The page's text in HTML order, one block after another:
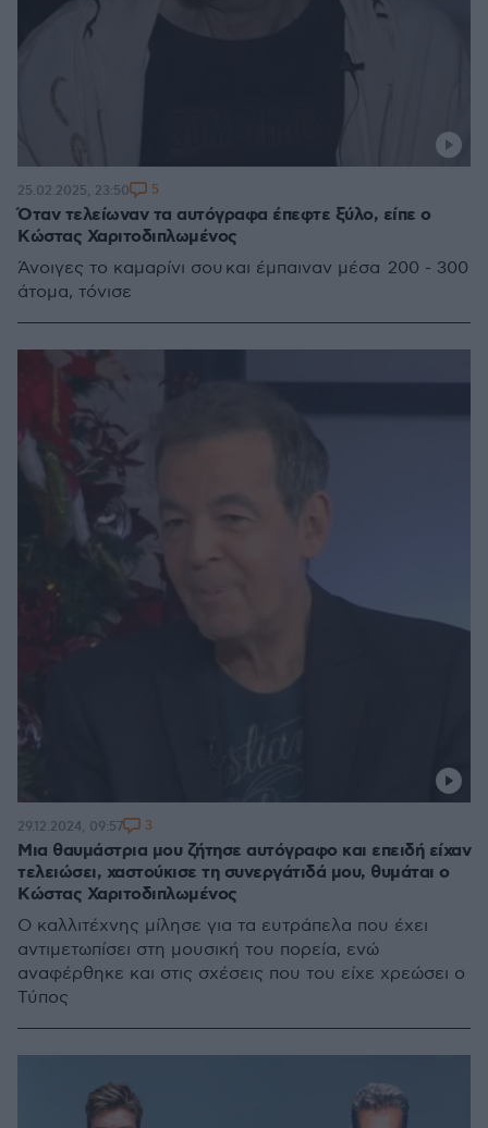
Όταν τελείωναν τα αυτόγραφα έπεφτε ξύλο, είπε ο
Κώστας Χαριτοδιπλωμένος
Άνοιγες το καμαρίνι σου και έμπαιναν μέσα 200 - 300
άτομα, τόνισε
25.02.2025, 23:50 5
Μια θαυμάστρια μου ζήτησε αυτόγραφο και επειδή είχαν
τελειώσει, χαστούκισε τη συνεργάτιδά μου, θυμάται ο
Κώστας Χαριτοδιπλωμένος
Ο καλλιτέχνης μίλησε για τα ευτράπελα που έχει
αντιμετωπίσει στη μουσική του πορεία, ενώ
αναφέρθηκε και στις σχέσεις που του είχε χρεώσει ο
Τύπος
29.12.2024, 09:57 3